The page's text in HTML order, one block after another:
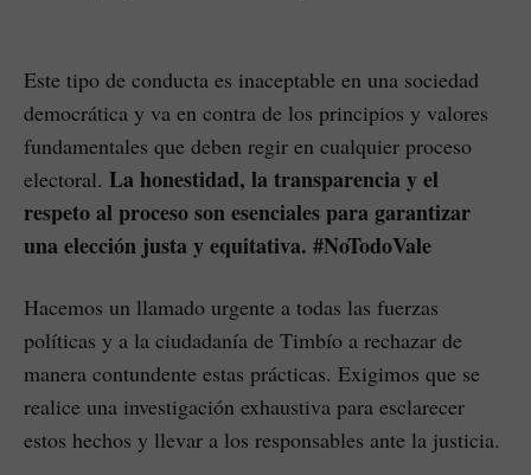
Este tipo de conducta es inaceptable en una sociedad
democrática y va en contra de los principios y valores
fundamentales que deben regir en cualquier proceso
electoral. La honestidad, la transparencia y el
respeto al proceso son esenciales para garantizar
una elección justa y equitativa. #NoTodoVale
Hacemos un llamado urgente a todas las fuerzas
políticas y a la ciudadanía de Timbío a rechazar de
manera contundente estas prácticas. Exigimos que se
realice una investigación exhaustiva para esclarecer
estos hechos y llevar a los responsables ante la justicia.